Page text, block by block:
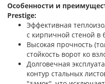
Особенности и
Prestige:
Эффективная
с кирпичной стеной в
Высокая прочность
стойкость ворот ко
Долговечная
контур стальных